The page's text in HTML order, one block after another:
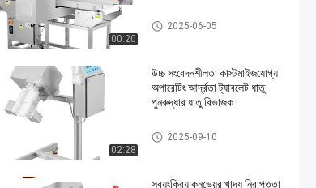
00:20
খাদ্য গ্রেড মেটাল ডিটেক্টর
2025-06-05
02:28
উচ্চ সংবেদনশীলতা কাস্টমাইজযোগ্য
অপারেটিং আর্দ্রতা ট্যাবলেট ধাতু
পুনরুদ্ধার ধাতু বিভাজক
ট্যাবলেট মেটাল বিভাজক
2025-09-10
স্বয়ংক্রিয় কনভেয়র খাদ্য নিরাপত্তা